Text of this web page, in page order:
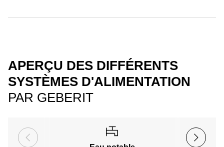
APERÇU DES DIFFÉRENTS
SYSTÈMES D'ALIMENTATION
PAR GEBERIT